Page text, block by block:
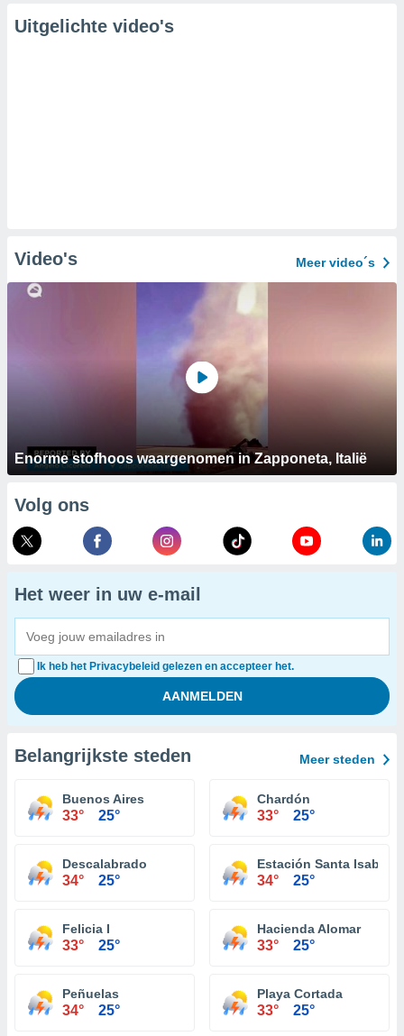
Uitgelichte video's
Video's Meer video´s
Enorme stofhoos waargenomen in Zapponeta, Italië
Volg ons
Het weer in uw e-mail
Ik heb het Privacybeleid gelezen en accepteer het.
Belangrijkste steden Meer steden
Buenos Aires
33° 25°
Chardón
33° 25°
Descalabrado
34° 25°
Estación Santa Isabel
34° 25°
Felicia I
33° 25°
Hacienda Alomar
33° 25°
Peñuelas
34° 25°
Playa Cortada
33° 25°